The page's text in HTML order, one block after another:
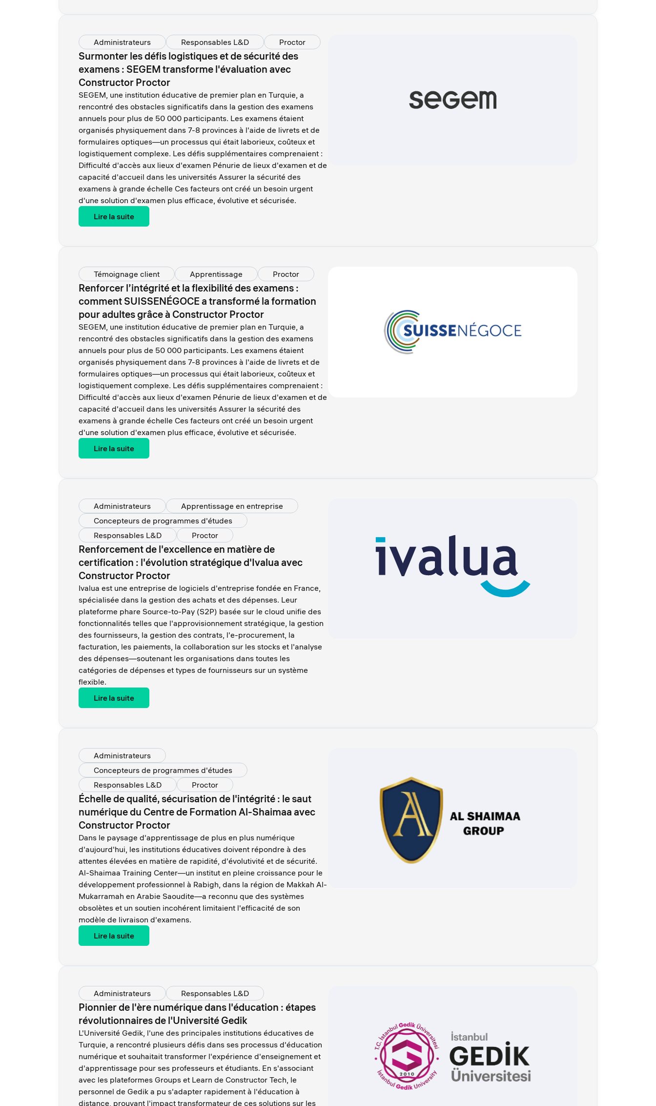
Administrateurs Responsables L&D Proctor
Surmonter les défis logistiques et de sécurité des
examens : SEGEM transforme l'évaluation avec
Constructor Proctor
SEGEM, une institution éducative de premier plan en Turquie, a
rencontré des obstacles significatifs dans la gestion des examens
annuels pour plus de 50 000 participants. Les examens étaient
organisés physiquement dans 7-8 provinces à l'aide de livrets et de
formulaires optiques—un processus qui était laborieux, coûteux et
logistiquement complexe. Les défis supplémentaires comprenaient :
Difficulté d'accès aux lieux d'examen Pénurie de lieux d'examen et de
capacité d'accueil dans les universités Assurer la sécurité des
examens à grande échelle Ces facteurs ont créé un besoin urgent
d'une solution d'examen plus efficace, évolutive et sécurisée.
Lire la suite
Témoignage client Apprentissage Proctor
Renforcer l’intégrité et la flexibilité des examens :
comment SUISSENÉGOCE a transformé la formation
pour adultes grâce à Constructor Proctor
SEGEM, une institution éducative de premier plan en Turquie, a
rencontré des obstacles significatifs dans la gestion des examens
annuels pour plus de 50 000 participants. Les examens étaient
organisés physiquement dans 7-8 provinces à l'aide de livrets et de
formulaires optiques—un processus qui était laborieux, coûteux et
logistiquement complexe. Les défis supplémentaires comprenaient :
Difficulté d'accès aux lieux d'examen Pénurie de lieux d'examen et de
capacité d'accueil dans les universités Assurer la sécurité des
examens à grande échelle Ces facteurs ont créé un besoin urgent
d'une solution d'examen plus efficace, évolutive et sécurisée.
Lire la suite
Administrateurs
Apprentissage en entreprise
Concepteurs de programmes d'études
Responsables L&D
Proctor
Renforcement de l'excellence en matière de
certification : l'évolution stratégique d'Ivalua avec
Constructor Proctor
Ivalua est une entreprise de logiciels d'entreprise fondée en France,
spécialisée dans la gestion des achats et des dépenses. Leur
plateforme phare Source-to-Pay (S2P) basée sur le cloud unifie des
fonctionnalités telles que l'approvisionnement stratégique, la gestion
des fournisseurs, la gestion des contrats, l'e-procurement, la
facturation, les paiements, la collaboration sur les stocks et l'analyse
des dépenses—soutenant les organisations dans toutes les
catégories de dépenses et types de fournisseurs sur un système
flexible.
Lire la suite
Administrateurs
Concepteurs de programmes d'études
Responsables L&D
Proctor
Échelle de qualité, sécurisation de l'intégrité : le saut
numérique du Centre de Formation Al-Shaimaa avec
Constructor Proctor
Dans le paysage d'apprentissage de plus en plus numérique
d'aujourd'hui, les institutions éducatives doivent répondre à des
attentes élevées en matière de rapidité, d'évolutivité et de sécurité.
Al-Shaimaa Training Center—un institut en pleine croissance pour le
développement professionnel à Rabigh, dans la région de Makkah Al-
Mukarramah en Arabie Saoudite—a reconnu que des systèmes
obsolètes et un soutien incohérent limitaient l'efficacité de son
modèle de livraison d'examens.
Lire la suite
Administrateurs Responsables L&D
Pionnier de l'ère numérique dans l'éducation : étapes
révolutionnaires de l'Université Gedik
L'Université Gedik, l'une des principales institutions éducatives de
Turquie, a rencontré plusieurs défis dans ses processus d'éducation
numérique et souhaitait transformer l'expérience d'enseignement et
d'apprentissage pour ses professeurs et étudiants. En s'associant
avec les plateformes Groups et Learn de Constructor Tech, le
personnel de Gedik a pu s'adapter rapidement à l'éducation à
distance, prouvant l'impact transformateur de ces solutions sur les